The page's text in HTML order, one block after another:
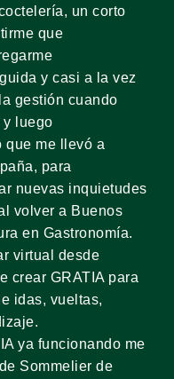
un corto
que
y casi a la vez
gestión cuando
y luego
que me llevó a
para
nuevas inquietudes
volver a Buenos
en Gastronomía.
virtual desde
crear GRATIA para
idas, vueltas,
ya funcionando me
Sommelier de